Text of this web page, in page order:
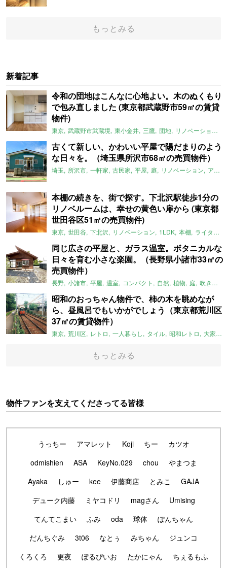
もっとみる
新着記事
令和の団地はこんなに心地よい。木のぬくもり
で包み直しました (東京都武蔵野市59㎡の賃貸
物件)
東京 武蔵野市武蔵境 東小金井 三鷹 団地 リノベーション
古くて新しい、かわいい平屋で陽だまりのよう
な日々を。（埼玉県所沢市68㎡の売買物件）
埼玉 所沢市 一軒家 古民家 平屋 庭 リノベーション アメリカンハウス
本棚の続きを、街で探す。下北沢駅徒歩1分の
リノベルームは、幸せの黄色い扉から (東京都
世田谷区51㎡の売買物件)
東京 世田谷 下北沢 リノベーション 1LDK 本棚 ライター：ほしりょうこ
同じ広さの平屋と、ガラス温室。ボタニカルな
日々を育む小さな楽園。（長野県小諸市33㎡の
売買物件）
長野 小諸市 平屋 温室 コンパクト 自然 植物 庭 吹き抜け
昭和のおっちゃん物件で、柿の木を眺めなが
ら、昼風呂でもいかがでしょう（東京都荒川区
37㎡の賃貸物件）
東京 荒川区 レトロ 一人暮らし タイル 昭和レトロ 大家女子
もっとみる
物件ファンを支えてくださってる皆様
うっちー アマレット Koji ちー
カツオ
odmishien
ASA KeyNo.029 chou
やまつま
Ayaka
しゅー kee 伊藤商店 とみこ
GAJA
デューク内藤
ミヤコドリ magさん
Umising
てんてこまい
ふみ oda 球体
ぽんちゃん
だんちぐみ
3t06 なとぅ みちゃん
ジュンコ
くろくろ
更夜 ぽるぴいお たかにゃん
ちぇるもふ